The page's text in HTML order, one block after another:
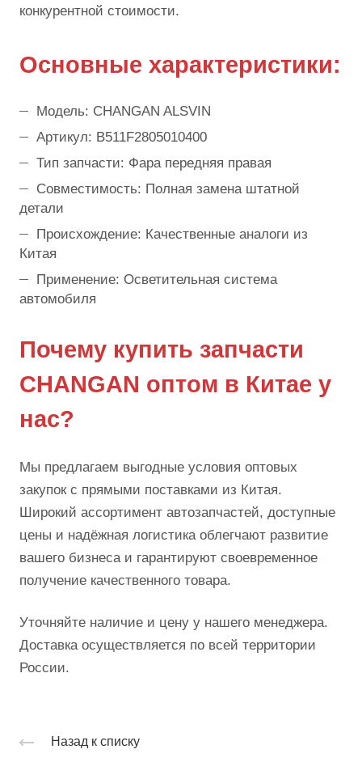
конкурентной стоимости.
Основные характеристики:
Модель: CHANGAN ALSVIN
Артикул: B511F2805010400
Тип запчасти: Фара передняя правая
Совместимость: Полная замена штатной
детали
Происхождение: Качественные аналоги из
Китая
Применение: Осветительная система
автомобиля
Почему купить запчасти
CHANGAN оптом в Китае у
нас?
Мы предлагаем выгодные условия оптовых
закупок с прямыми поставками из Китая.
Широкий ассортимент автозапчастей, доступные
цены и надёжная логистика облегчают развитие
вашего бизнеса и гарантируют своевременное
получение качественного товара.
Уточняйте наличие и цену у нашего менеджера.
Доставка осуществляется по всей территории
России.
Назад к списку